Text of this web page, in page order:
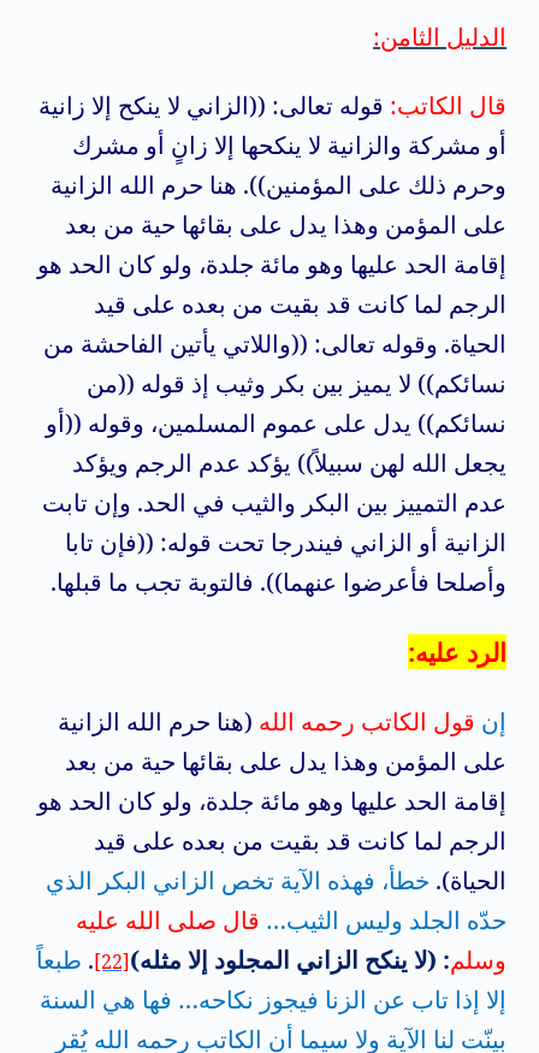
الدليل الثامن:
قال الكاتب: قوله تعالى: ((الزاني لا ينكح إلا زانية
أو مشركة والزانية لا ينكحها إلا زانٍ أو مشرك
وحرم ذلك على المؤمنين)). هنا حرم الله الزانية
على المؤمن وهذا يدل على بقائها حية من بعد
إقامة الحد عليها وهو مائة جلدة، ولو كان الحد هو
الرجم لما كانت قد بقيت من بعده على قيد
الحياة. وقوله تعالى: ((واللاتي يأتين الفاحشة من
نسائكم)) لا يميز بين بكر وثيب إذ قوله ((من
نسائكم)) يدل على عموم المسلمين، وقوله ((أو
يجعل الله لهن سبيلاً)) يؤكد عدم الرجم ويؤكد
عدم التمييز بين البكر والثيب في الحد. وإن تابت
الزانية أو الزاني فيندرجا تحت قوله: ((فإن تابا
وأصلحا فأعرضوا عنهما)). فالتوبة تجب ما قبلها.
الرد عليه:
إن قول الكاتب رحمه الله (هنا حرم الله الزانية
على المؤمن وهذا يدل على بقائها حية من بعد
إقامة الحد عليها وهو مائة جلدة، ولو كان الحد هو
الرجم لما كانت قد بقيت من بعده على قيد
الحياة). خطأ، فهذه الآية تخص الزاني البكر الذي
حدّه الجلد وليس الثيب… قال صلى الله عليه
وسلم: (لا ينكح الزاني المجلود إلا مثله)[22]
. طبعاً
إلا إذا تاب عن الزنا فيجوز نكاحه… فها هي السنة
بينّت لنا الآية ولا سيما أن الكاتب رحمه الله يُقر